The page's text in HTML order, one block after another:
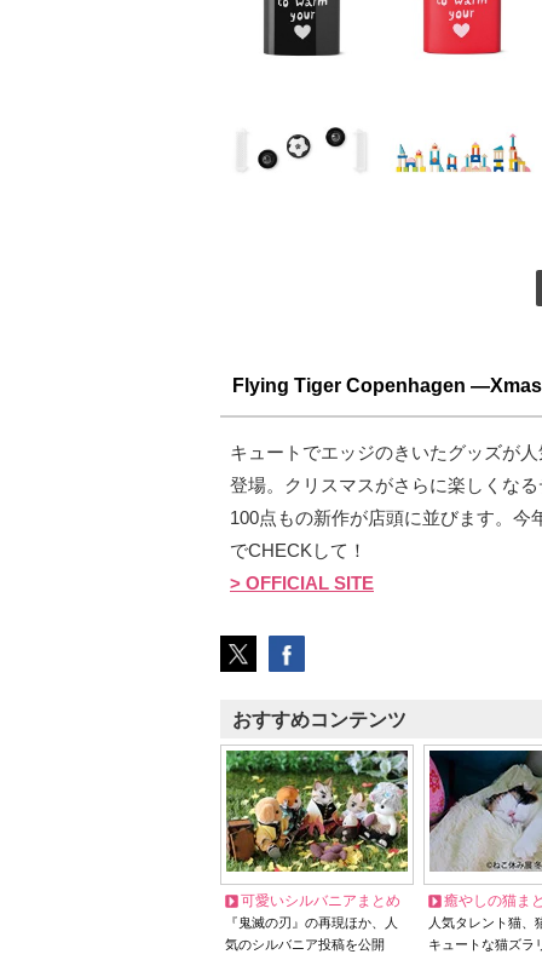
Flying Tiger Copenhagen
キュートでエッジのきいたグッズが
登場。クリスマスがさらに楽しくな
100点もの新作が店頭に並びます。
でCHECKして！
> OFFICIAL SITE
おすすめコンテンツ
可愛いシルバニアまとめ
『鬼滅の刃』の再現ほか、人
気のシルバニア投稿を公開
癒やしの猫ま
人気タレント猫
キュートな猫ズラ